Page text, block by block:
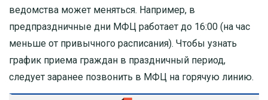
ведомства может меняться. Например, в
предпраздничные дни МФЦ работает до 16:00 (на час
меньше от привычного расписания). Чтобы узнать
график приема граждан в праздничный период,
следует заранее позвонить в МФЦ на горячую линию.